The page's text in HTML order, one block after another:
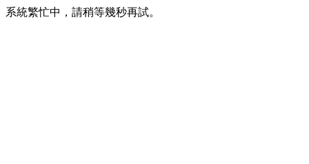
系統繁忙中，請稍等幾秒再試。